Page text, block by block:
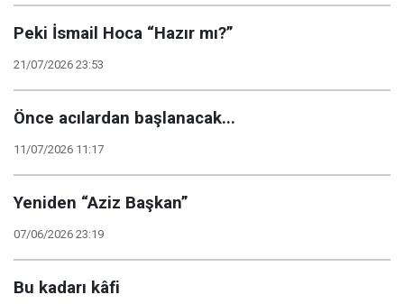
Peki İsmail Hoca “Hazır mı?”
21/07/2026 23:53
Önce acılardan başlanacak...
11/07/2026 11:17
Yeniden “Aziz Başkan”
07/06/2026 23:19
Bu kadarı kâfi